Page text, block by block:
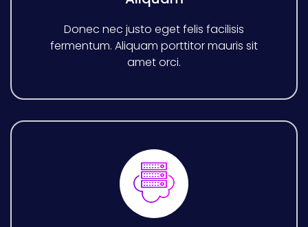
Donec nec justo eget felis facilisis
fermentum. Aliquam porttitor mauris sit
amet orci.